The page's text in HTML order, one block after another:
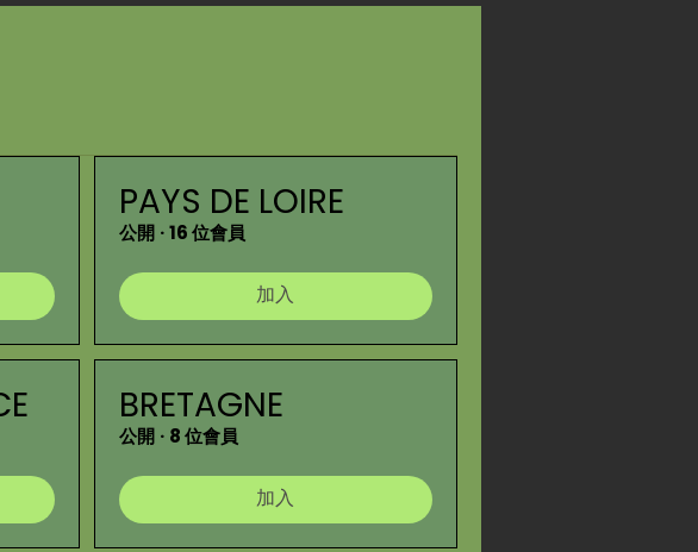
PAYS DE LOIRE
公開 · 16 位會員
加入
BRETAGNE
公開 · 8 位會員
加入